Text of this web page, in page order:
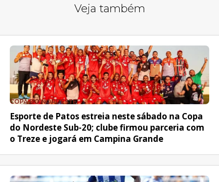
Veja também
COPA DO NORDESTE
Esporte de Patos estreia neste sábado na Copa
do Nordeste Sub-20; clube firmou parceria com
o Treze e jogará em Campina Grande